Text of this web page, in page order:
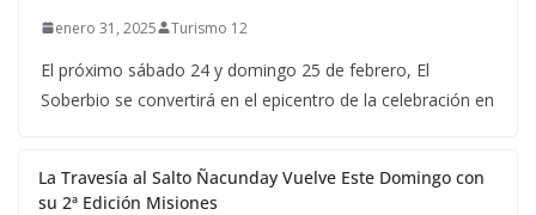
enero 31, 2025 Turismo 12
El próximo sábado 24 y domingo 25 de febrero, El
Soberbio se convertirá en el epicentro de la celebración en
La Travesía al Salto Ñacunday Vuelve Este Domingo con
su 2ª Edición Misiones